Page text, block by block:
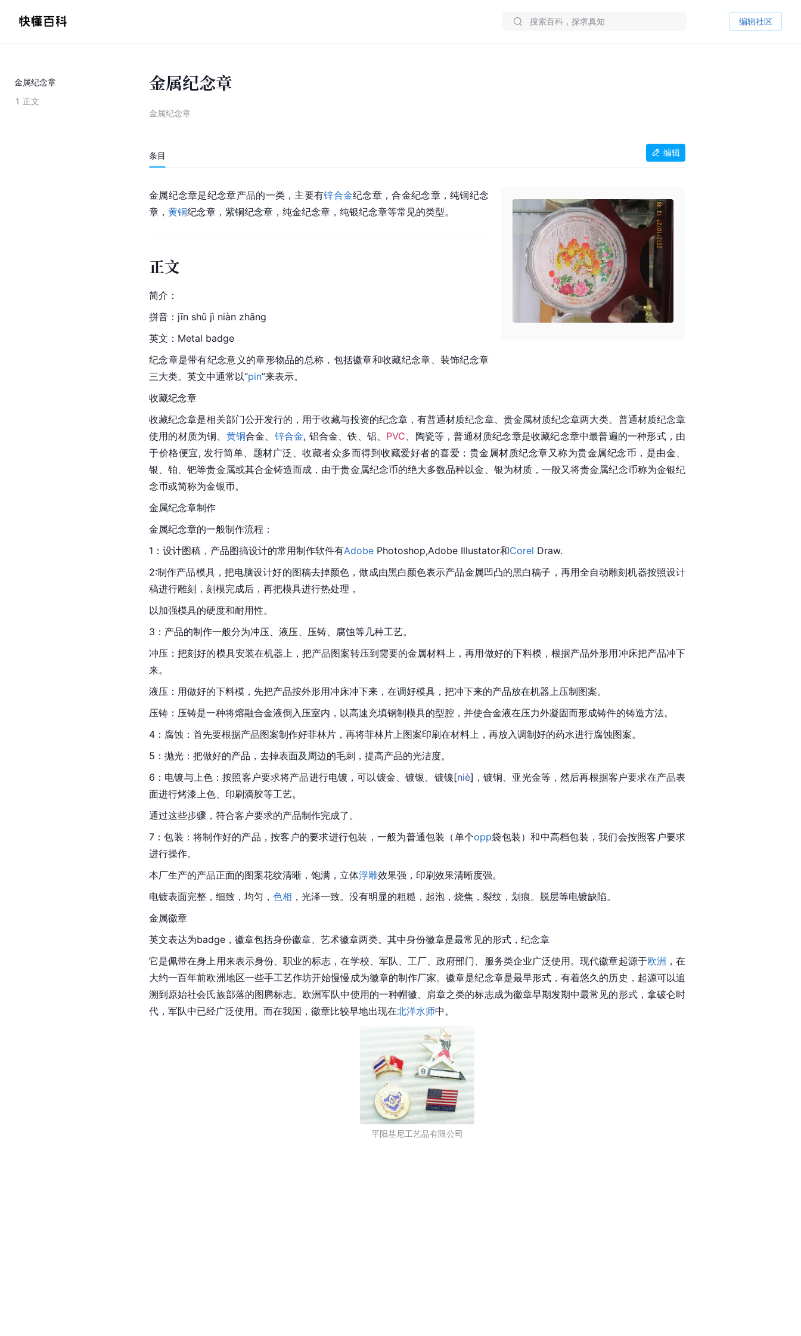
编辑社区
金属纪念章
1 正文
金属纪念章
金属纪念章
条目 编辑
金属纪念章是纪念章产品的一类，主要有锌合金纪念章，合金纪念章，纯铜纪念
章， 黄铜纪念章，紫铜纪念章，纯金纪念章，纯银纪念章等常见的类型。
正文
简介：
拼音：jīn shǔ jì niàn zhāng
英文：Metal badge
纪念章是带有纪念意义的章形物品的总称，包括徽章和收藏纪念章、装饰纪念章
三大类。英文中通常以“pin”来表示。
收藏纪念章
收藏纪念章是相关部门公开发行的，用于收藏与投资的纪念章，有普通材质纪念章、贵金属材质纪念章两大类。普通材质纪念章
使用的材质为铜、 黄铜合金、 锌合金, 铝合金、铁、铝、 PVC 、陶瓷等，普通材质纪念章是收藏纪念章中最普遍的一种形式，由
于价格便宜, 发行简单、题材广泛、收藏者众多而得到收藏爱好者的喜爱；贵金属材质纪念章又称为贵金属纪念币，是由金、
银、铂、钯等贵金属或其合金铸造而成，由于贵金属纪念币的绝大多数品种以金、银为材质，一般又将贵金属纪念币称为金银纪
念币或简称为金银币。
金属纪念章制作
金属纪念章的一般制作流程：
1：设计图稿，产品图搞设计的常用制作软件有Adobe Photoshop,Adobe Illustator和Corel Draw.
2:制作产品模具，把电脑设计好的图稿去掉颜色，做成由黑白颜色表示产品金属凹凸的黑白稿子，再用全自动雕刻机器按照设计
稿进行雕刻，刻模完成后，再把模具进行热处理，
以加强模具的硬度和耐用性。
3：产品的制作一般分为冲压、液压、压铸、腐蚀等几种工艺。
冲压：把刻好的模具安装在机器上，把产品图案转压到需要的金属材料上，再用做好的下料模，根据产品外形用冲床把产品冲下
来。
液压：用做好的下料模，先把产品按外形用冲床冲下来，在调好模具，把冲下来的产品放在机器上压制图案。
压铸：压铸是一种将熔融合金液倒入压室内，以高速充填钢制模具的型腔，并使合金液在压力外凝固而形成铸件的铸造方法。
4：腐蚀：首先要根据产品图案制作好菲林片，再将菲林片上图案印刷在材料上，再放入调制好的药水进行腐蚀图案。
5：抛光：把做好的产品，去掉表面及周边的毛刺，提高产品的光洁度。
6：电镀与上色：按照客户要求将产品进行电镀，可以镀金、镀银、镀镍[niè] ，镀铜、亚光金等，然后再根据客户要求在产品表
面进行烤漆上色、印刷滴胶等工艺。
通过这些步骤，符合客户要求的产品制作完成了。
7：包装：将制作好的产品，按客户的要求进行包装，一般为普通包装（单个opp袋包装）和中高档包装，我们会按照客户要求
进行操作。
本厂生产的产品正面的图案花纹清晰，饱满，立体浮雕效果强，印刷效果清晰度强。
电镀表面完整，细致，均匀， 色相 ，光泽一致。没有明显的粗糙，起泡，烧焦，裂纹，划痕。脱层等电镀缺陷。
金属徽章
英文表达为badge，徽章包括身份徽章、艺术徽章两类。其中身份徽章是最常见的形式，纪念章
它是佩带在身上用来表示身份、职业的标志，在学校、军队、工厂、政府部门、服务类企业广泛使用。现代徽章起源于欧洲 ，在
大约一百年前欧洲地区一些手工艺作坊开始慢慢成为徽章的制作厂家。徽章是纪念章是最早形式，有着悠久的历史，起源可以追
溯到原始社会氏族部落的图腾标志。欧洲军队中使用的一种帽徽、肩章之类的标志成为徽章早期发期中最常见的形式，拿破仑时
代，军队中已经广泛使用。而在我国，徽章比较早地出现在北洋水师中。
平阳基尼工艺品有限公司